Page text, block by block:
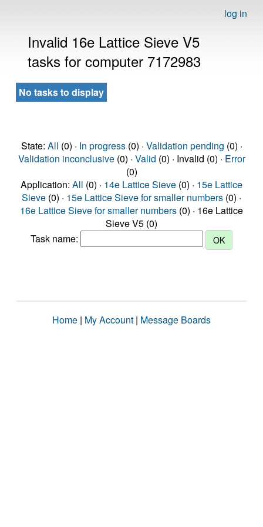
log in
Invalid 16e Lattice Sieve V5
tasks for computer 7172983
No tasks to display
State: All (0) · In progress(0) · Validation pending (0) ·
Validation inconclusive(0) · Valid (0) · Invalid (0) · Error
(0)
Application: All (0) · 14e Lattice Sieve (0) · 15e Lattice
Sieve (0) · 15e Lattice Sieve for smaller numbers (0) ·
16e Lattice Sieve for smaller numbers (0) · 16e Lattice
Sieve V5 (0)
Task name:
Home | My Account | Message Boards